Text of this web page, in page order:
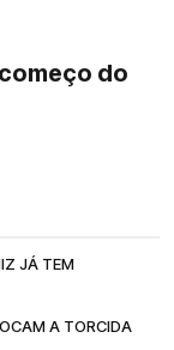
do
JÁ TEM
A TORCIDA